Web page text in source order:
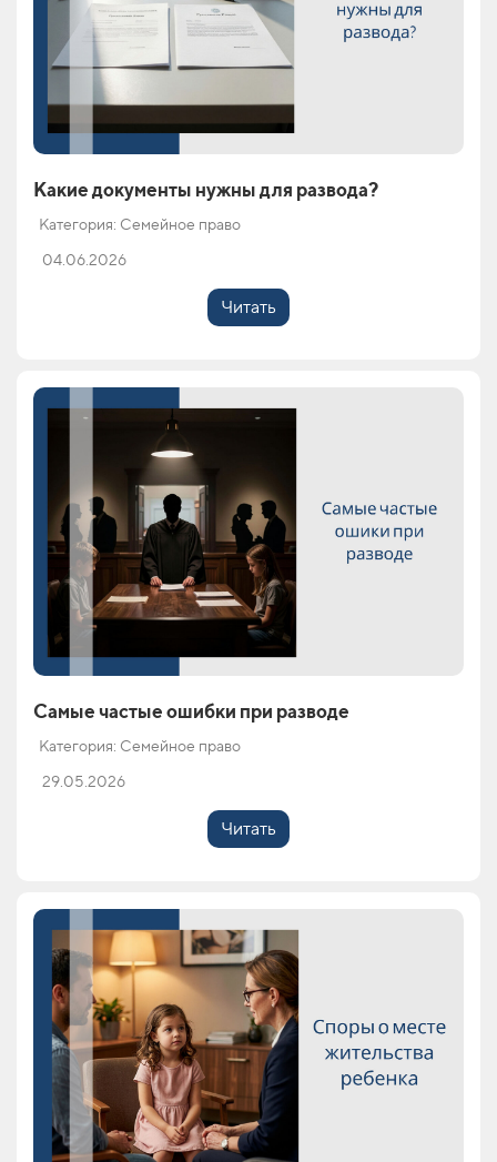
Какие документы нужны для развода?
Категория: Семейное право
04.06.2026
Читать
Самые частые ошибки при разводе
Категория: Семейное право
29.05.2026
Читать